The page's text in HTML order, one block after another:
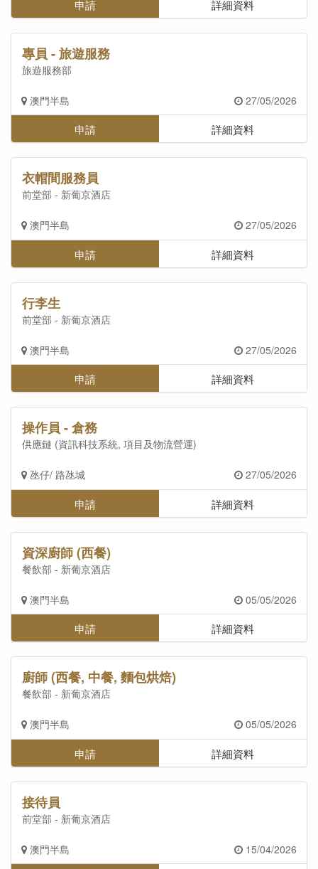
申請 詳細資料
專員 - 旅遊服務
旅遊服務部
澳門半島 27/05/2026
申請 詳細資料
衣帽間服務員
前堂部 - 新葡京酒店
澳門半島 27/05/2026
申請 詳細資料
行李生
前堂部 - 新葡京酒店
澳門半島 27/05/2026
申請 詳細資料
操作員 - 倉務
供應鏈 (資訊科技系統, 項目及物流營運)
氹仔/ 路氹城 27/05/2026
申請 詳細資料
資深廚師 (西餐)
餐飲部 - 新葡京酒店
澳門半島 05/05/2026
申請 詳細資料
廚師 (西餐, 中餐, 麵包烘焙)
餐飲部 - 新葡京酒店
澳門半島 05/05/2026
申請 詳細資料
接待員
前堂部 - 新葡京酒店
澳門半島 15/04/2026